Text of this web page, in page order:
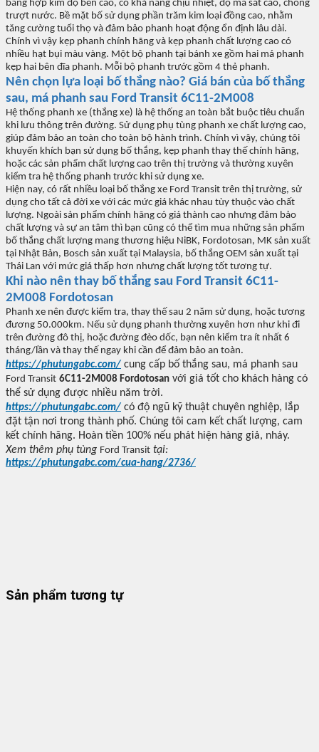
bằng hợp kim độ bền cao, có khả năng chịu nhiệt, độ ma sát cao, chống
trượt nước. Bề mặt bố sử dụng phần trăm kim loại đồng cao, nhằm
tăng cường tuổi thọ và đảm bảo phanh hoạt động ổn định lâu dài.
Chính vì vậy kẹp phanh chính hãng và kẹp phanh chất lượng cao có
nhiều hạt bụi màu vàng. Một bộ phanh tại bánh xe gồm hai má phanh
kẹp hai bên đĩa phanh. Mỗi bộ phanh trước gồm 4 thẻ phanh.
Nên chọn lựa loại bố thắng nào? Giá bán của bố thắng
sau, má phanh sau Ford Transit 6C11-2M008
Hệ thống phanh xe (thắng xe) là hệ thống an toàn bắt buộc tiêu chuẩn
khi lưu thông trên đường. Sử dụng phụ tùng phanh xe chất lượng cao,
giúp đảm bảo an toàn cho toàn bộ hành trình. Chính vì vậy, chúng tôi
khuyến khích bạn sử dụng bố thắng, kẹp phanh thay thế chính hãng,
hoặc các sản phẩm chất lượng cao trên thị trường và thường xuyên
kiểm tra hệ thống phanh trước khi sử dụng xe.
Hiện nay, có rất nhiều loại bố thắng xe Ford Transit trên thị trường, sử
dụng cho tất cả đời xe với các mức giá khác nhau tùy thuộc vào chất
lượng. Ngoài sản phẩm chính hãng có giá thành cao nhưng đảm bảo
chất lượng và sự an tâm thì bạn cũng có thể tìm mua những sản phẩm
bố thắng chất lượng mang thương hiệu NiBK, Fordotosan, MK sản xuất
tại Nhật Bản, Bosch sản xuất tại Malaysia, bố thắng OEM sản xuất tại
Thái Lan với mức giá thấp hơn nhưng chất lượng tốt tương tự.
Khi nào nên thay bố thắng sau Ford Transit 6C11-
2M008 Fordotosan
Phanh xe nên được kiểm tra, thay thế sau 2 năm sử dụng, hoặc tương
đương 50.000km. Nếu sử dụng phanh thường xuyên hơn như khi đi
trên đường đô thị, hoặc đường đèo dốc, bạn nên kiểm tra ít nhất 6
tháng/lần và thay thế ngay khi cần để đảm bảo an toàn.
https://phutungabc.com/ cung cấp bố thắng sau, má phanh sau
Ford Transit 6C11-2M008 Fordotosan với giá tốt cho khách hàng có
thể sử dụng được nhiều năm trời.
https://phutungabc.com/ có độ ngũ kỹ thuật chuyên nghiệp, lắp
đặt tận nơi trong thành phố. Chúng tôi cam kết chất lượng, cam
kết chính hãng. Hoàn tiền 100% nếu phát hiện hàng giả, nháy.
Xem thêm phụ tùng Ford Transit tại:
https://phutungabc.com/cua-hang/2736/
Sản phẩm tương tự